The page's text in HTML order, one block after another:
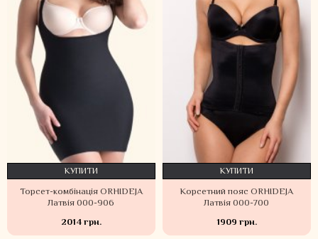
Торсет-комбінація ORHIDEJA
Латвія 000-906
2014 грн.
КУПИТИ
Корсетний пояс ORHIDEJA
Латвія 000-700
1909 грн.
КУПИТИ